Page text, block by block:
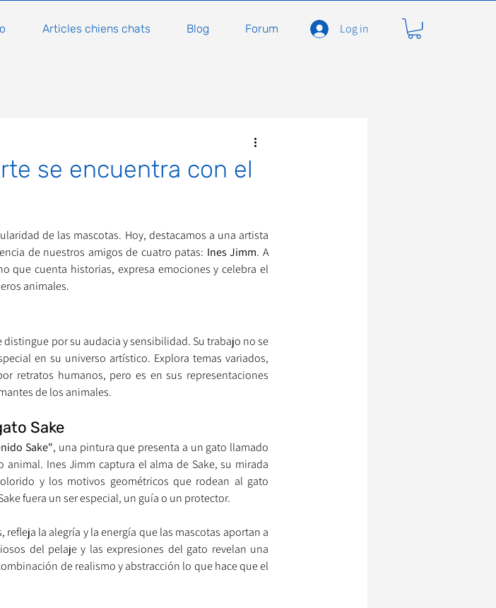
Articles chiens chats Blog Forum Log in
se encuentra con el
de las mascotas. Hoy, destacamos a una artista
de nuestros amigos de cuatro patas: Ines Jimm. A
que cuenta historias, expresa emociones y celebra el
animales.
por su audacia y sensibilidad. Su trabajo no se
en su universo artístico. Explora temas variados,
retratos humanos, pero es en sus representaciones
de los animales.
Sake
Sake", una pintura que presenta a un gato llamado
Ines Jimm captura el alma de Sake, su mirada
y los motivos geométricos que rodean al gato
fuera un ser especial, un guía o un protector.
la alegría y la energía que las mascotas aportan a
del pelaje y las expresiones del gato revelan una
de realismo y abstracción lo que hace que el